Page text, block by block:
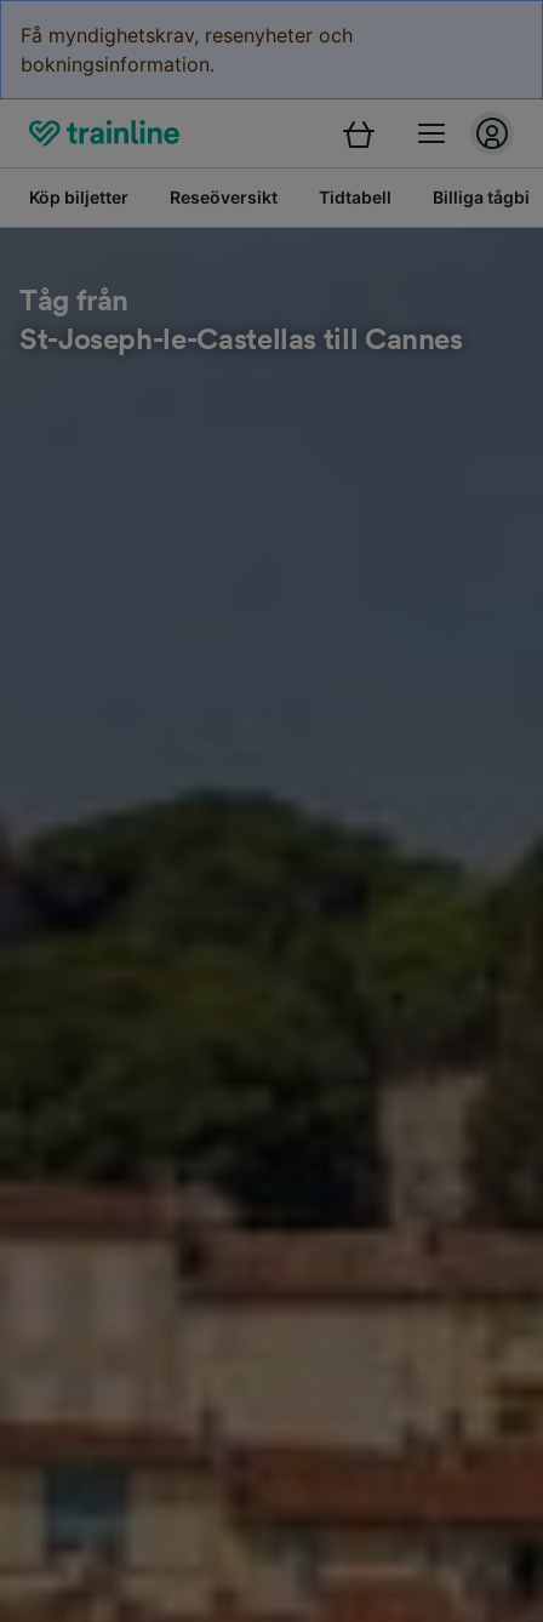
Få myndighetskrav, resenyheter och
bokningsinformation.
Köp biljetter Reseöversikt Tidtabell Billiga
Tåg från
St-Joseph-le-Castellas till Cannes